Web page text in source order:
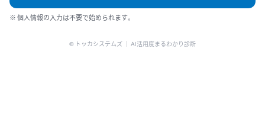
※ 個人情報の入力は不要で始められます。
© トッカシステムズ ｜ AI活用度まるわかり診断